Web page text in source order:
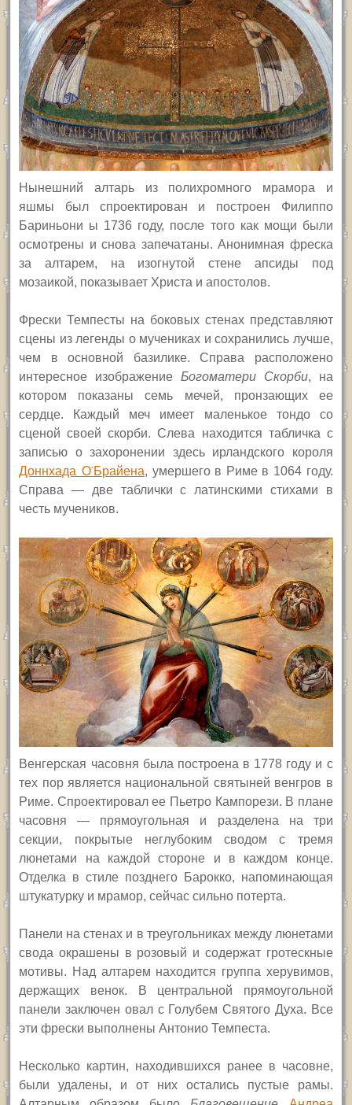
Нынешний алтарь из полихромного мрамора и
яшмы был спроектирован и построен Филиппо
Бариньони ы 1736 году, после того как мощи были
осмотрены и снова запечатаны. Анонимная фреска
за алтарем, на изогнутой стене апсиды под
мозаикой, показывает Христа и апостолов.
Фрески Темпесты на боковых стенах представляют
сцены из легенды о мучениках и сохранились лучше,
чем в основной базилике. Справа расположено
интересное изображение Богоматери Скорби, на
котором показаны семь мечей, пронзающих ее
сердце. Каждый меч имеет маленькое тондо со
сценой своей скорби. Слева находится табличка с
записью о захоронении здесь ирландского короля
Доннхада О’Брайена, умершего в Риме в 1064 году.
Справа — две таблички с латинскими стихами в
честь мучеников.
Венгерская часовня была построена в 1778 году и с
тех пор является национальной святыней венгров в
Риме. Спроектировал ее Пьетро Кампорези. В плане
часовня — прямоугольная и разделена на три
секции, покрытые неглубоким сводом с тремя
люнетами на каждой стороне и в каждом конце.
Отделка в стиле позднего Барокко, напоминающая
штукатурку и мрамор, сейчас сильно потерта.
Панели на стенах и в треугольниках между люнетами
свода окрашены в розовый и содержат гротескные
мотивы. Над алтарем находится группа херувимов,
держащих венок.
В центральной прямоугольной
панелизаключен овал с Голубем Святого Духа. Все
эти фрески выполнены Антонио Темпеста.
Несколько картин, находившихся ранее в часовне,
были удалены, и от них остались пустые рамы.